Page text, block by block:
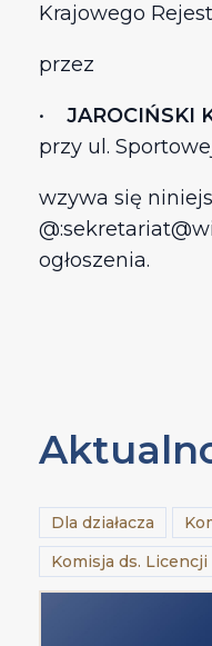
Krajowego
przez
• JAROCIŃSKI
przy ul.
wzywa się
ogłoszenia.
Dla działacza
Komisja ds.